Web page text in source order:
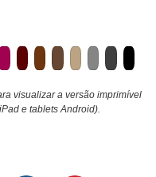
visualizar a versão imprimível
e tablets Android).